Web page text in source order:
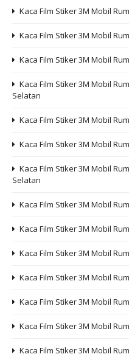
Kaca Film Stiker 3M Mobil
Kaca Film Stiker 3M Mobil
Kaca Film Stiker 3M Mobil
Kaca Film Stiker 3M Mobil
Selatan
Kaca Film Stiker 3M Mobil
Kaca Film Stiker 3M Mobil
Kaca Film Stiker 3M Mobil
Selatan
Kaca Film Stiker 3M Mobil
Kaca Film Stiker 3M Mobil
Kaca Film Stiker 3M Mobil
Kaca Film Stiker 3M Mobil
Kaca Film Stiker 3M Mobil
Kaca Film Stiker 3M Mobil
Kaca Film Stiker 3M Mobil